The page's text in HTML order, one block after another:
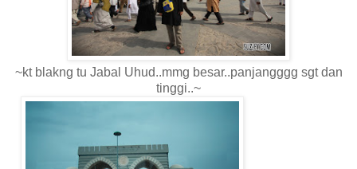
~kt blakng tu Jabal Uhud..mmg besar..panjangggg sgt dan
tinggi..~